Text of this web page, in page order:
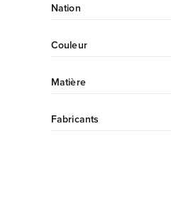
Nation
Couleur
Matière
Fabricants